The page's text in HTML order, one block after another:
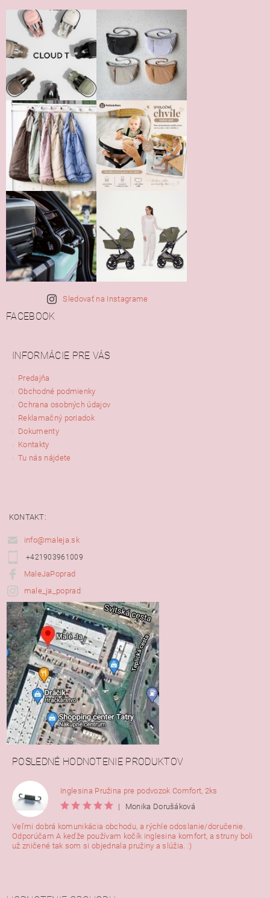
Sledovať na Instagrame
FACEBOOK
INFORMÁCIE PRE VÁS
Predajňa
Obchodné podmienky
Ochrana osobných údajov
Reklamačný poriadok
Dokumenty
Kontakty
Tu nás nájdete
KONTAKT:
info@maleja.sk
+421903961009
MaleJaPoprad
male_ja_poprad
POSLEDNÉ HODNOTENIE PRODUKTOV
Inglesina Pružina pre podvozok Comfort, 2ks
|
Monika Dorušáková
Veľmi dobrá komunikácia obchodu, a rýchle odoslanie/doručenie.
Odporúčam A keďže používam kočík inglesina komfort, a struny boli
už zničené tak som si objednala pružiny a slúžia. :)